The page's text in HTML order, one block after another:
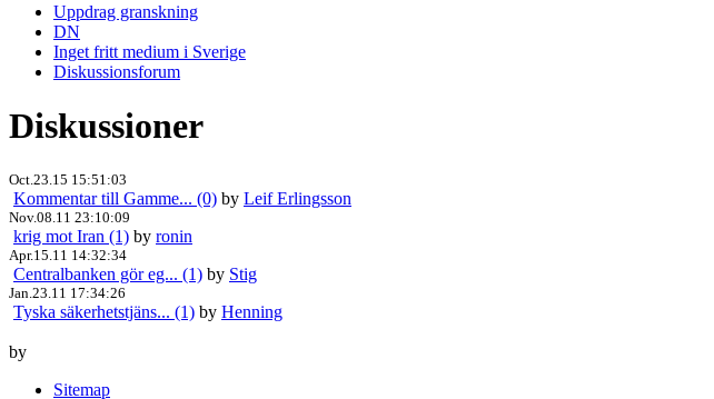
Uppdrag granskning
DN
Inget fritt medium i Sverige
Diskussionsforum
Diskussioner
Oct.23.15 15:51:03
Kommentar till Gamme... (0) by Leif Erlingsson
Nov.08.11 23:10:09
krig mot Iran (1) by ronin
Apr.15.11 14:32:34
Centralbanken gör eg... (1) by Stig
Jan.23.11 17:34:26
Tyska säkerhetstjäns... (1) by Henning
by
Sitemap